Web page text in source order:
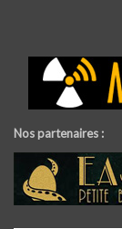
Nos partenaires :